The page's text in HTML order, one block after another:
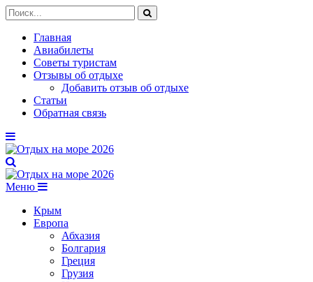
Главная
Авиабилеты
Советы туристам
Отзывы об отдыхе
Добавить отзыв об отдыхе
Статьи
Обратная связь
Меню
Крым
Европа
Абхазия
Болгария
Греция
Грузия